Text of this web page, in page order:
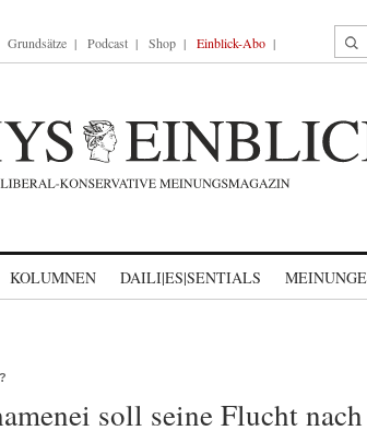
Grundsätze Podcast Shop Einblick-Abo
KOLUMNEN DAILI|ES|SENTIALS
soll seine Flucht